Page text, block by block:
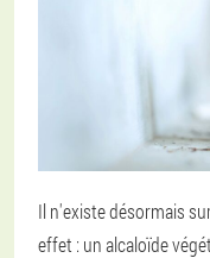
Il n'existe désormais
effet : un alcaloïde